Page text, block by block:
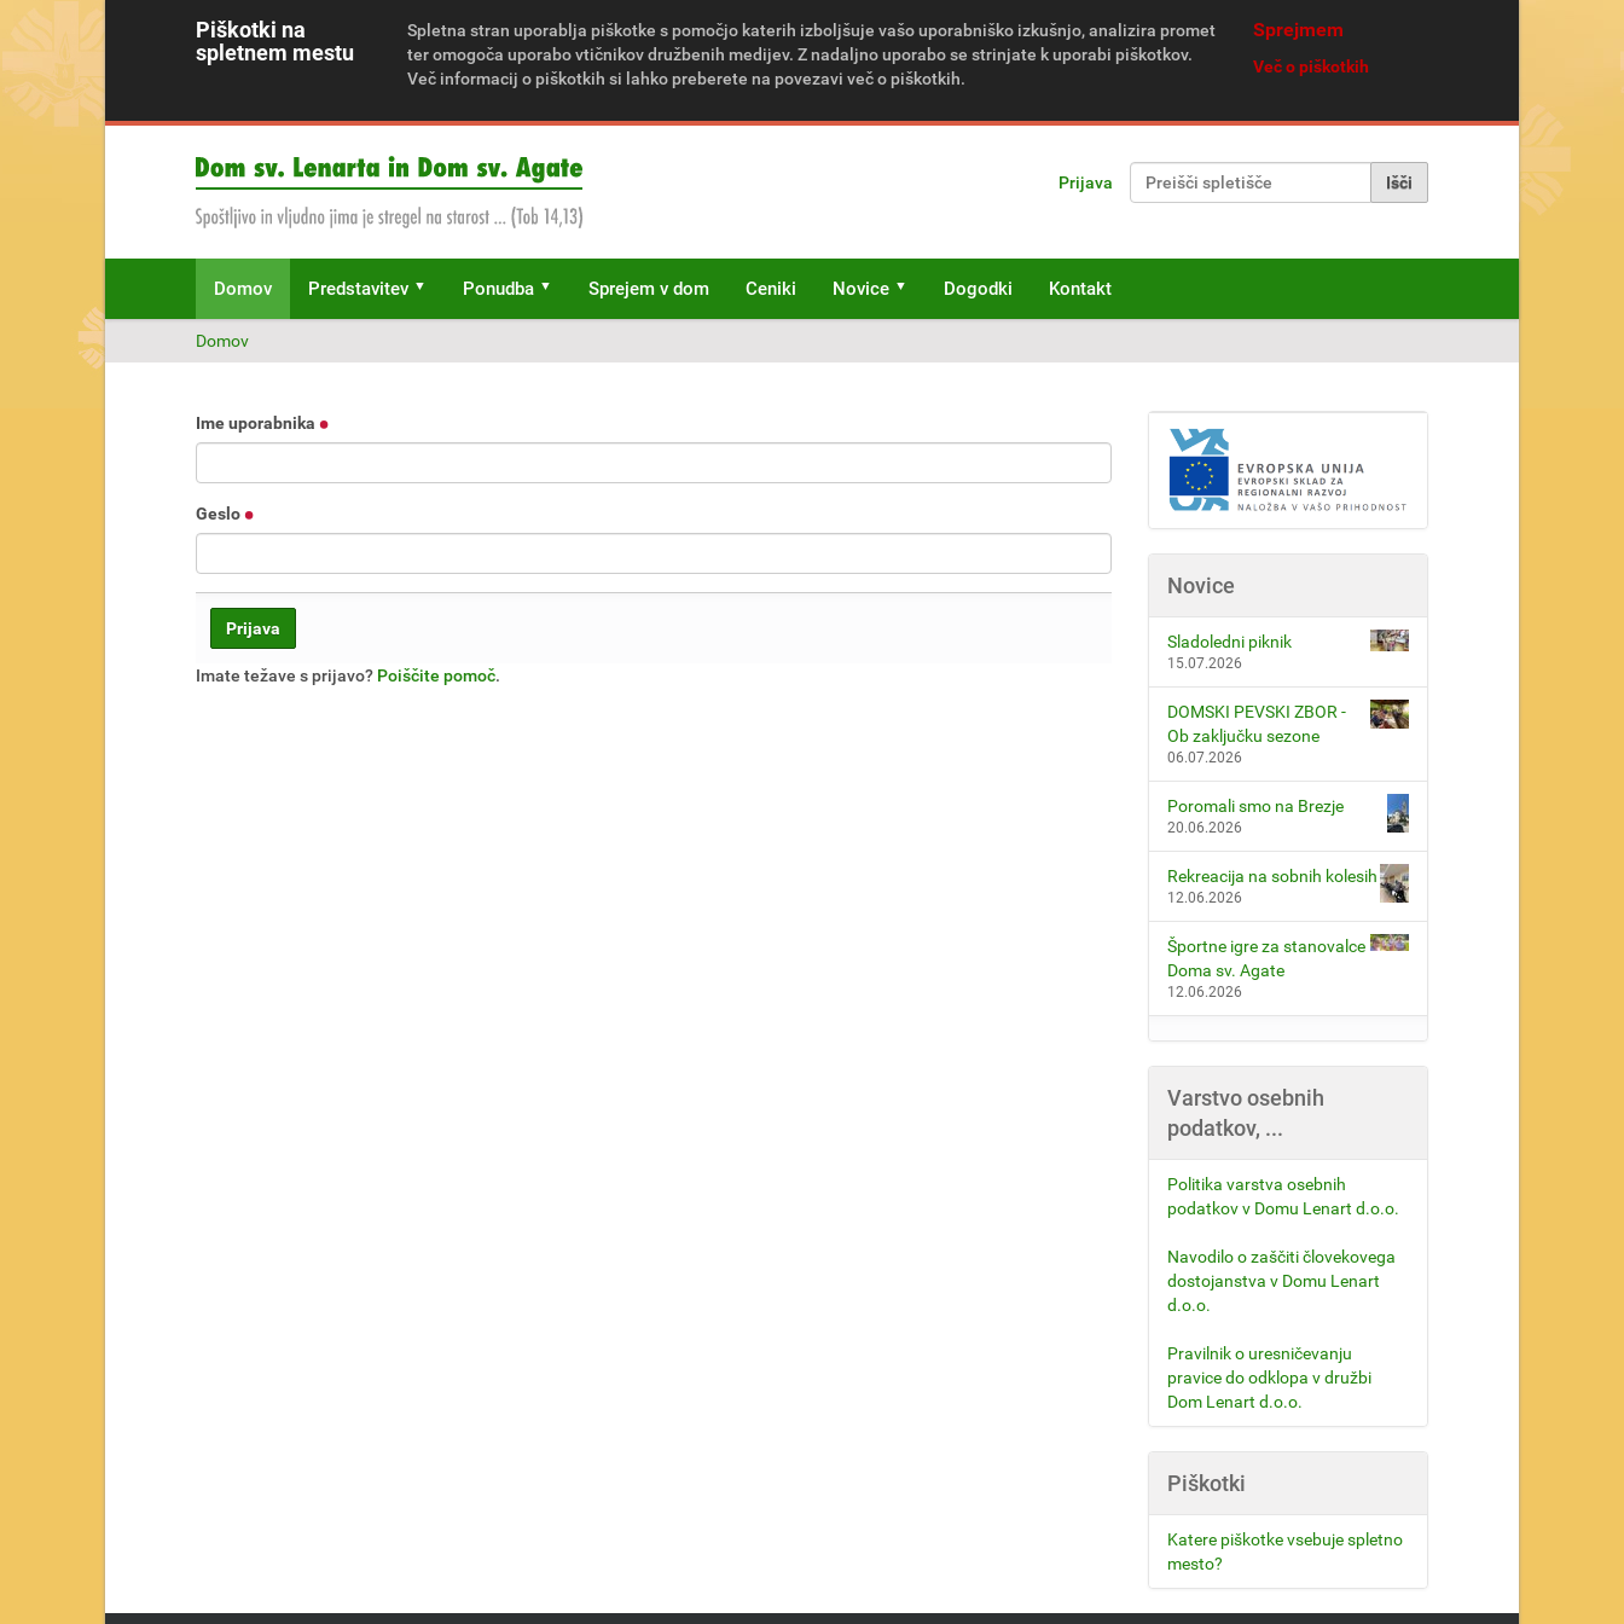
Piškotki na
spletnem mestu
Spletna stran uporablja piškotke s pomočjo katerih izboljšuje vašo uporabniško izkušnjo, analizira promet
ter omogoča uporabo vtičnikov družbenih medijev. Z nadaljno uporabo se strinjate k uporabi piškotkov.
Več informacij o piškotkih si lahko preberete na povezavi več o piškotkih.
Sprejmem
Več o piškotkih
Prijava
Domov Predstavitev Ponudba Sprejem v dom Ceniki Novice Dogodki Kontakt
N
a
t
e
s
Domov
Ime uporabnika
Geslo
Imate težave s prijavo? Poiščite pomoč.
Novice
Sladoledni piknik
15.07.2026
DOMSKI PEVSKI ZBOR -
Ob zaključku sezone
06.07.2026
Poromali smo na Brezje
20.06.2026
Rekreacija na sobnih kolesih
12.06.2026
Športne igre za stanovalce
Doma sv. Agate
12.06.2026
Varstvo osebnih
podatkov, ...
Politika varstva osebnih
podatkov v Domu Lenart d.o.o.
Navodilo o zaščiti človekovega
dostojanstva v Domu Lenart
d.o.o.
Pravilnik o uresničevanju
pravice do odklopa v družbi
Dom Lenart d.o.o.
Piškotki
Katere piškotke vsebuje spletno
mesto?